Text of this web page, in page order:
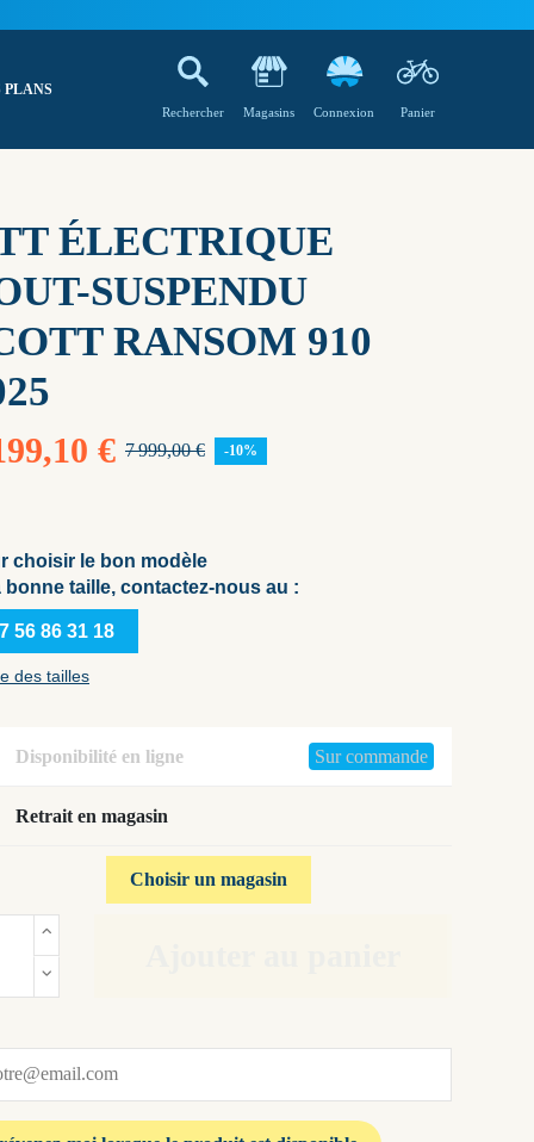
PLANS
Rechercher Magasins Connexion Panier
ÉLECTRIQUE
SUSPENDU
RANSOM 910
€ 7 999,00 € -10%
choisir le bon modèle
bonne taille, contactez-nous au :
56 86 31 18
des tailles
Disponibilité en ligne Sur commande
Retrait en magasin
Choisir un magasin